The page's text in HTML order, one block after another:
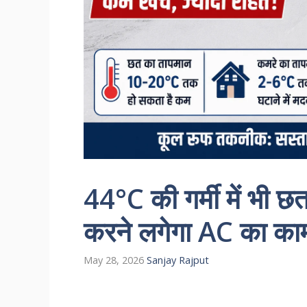
44°C की गर्मी में भी
करने लगेगा AC का
May 28, 2026 Sanjay Rajput